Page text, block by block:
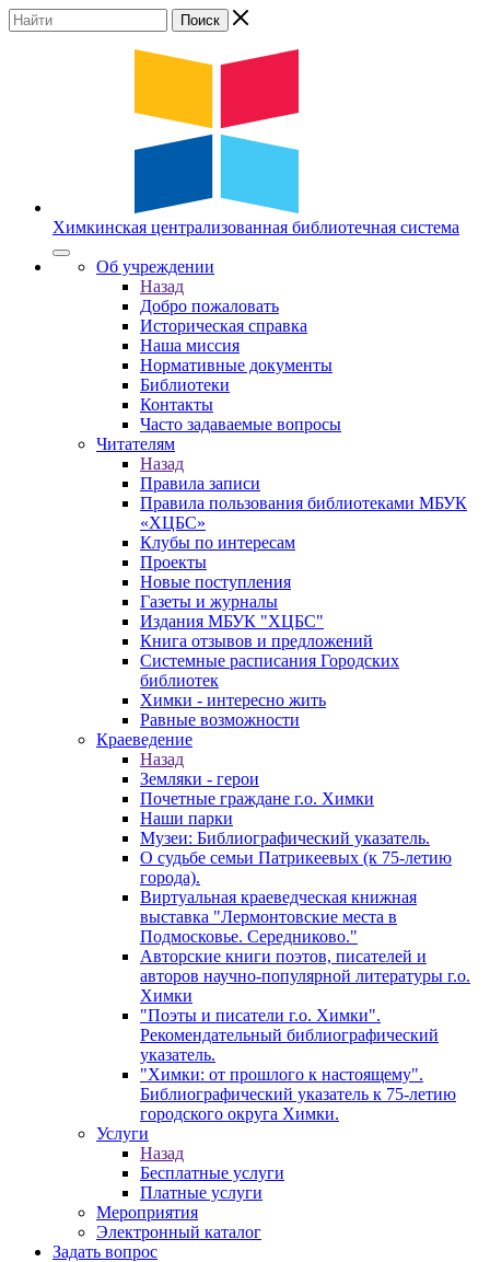
Химкинская централизованная библиотечная система
Об учреждении
Назад
Добро пожаловать
Историческая справка
Наша миссия
Нормативные документы
Библиотеки
Контакты
Часто задаваемые вопросы
Читателям
Назад
Правила записи
Правила пользования библиотеками МБУК
«ХЦБС»
Клубы по интересам
Проекты
Новые поступления
Газеты и журналы
Издания МБУК "ХЦБС"
Книга отзывов и предложений
Системные расписания Городских
библиотек
Химки - интересно жить
Равные возможности
Краеведение
Назад
Земляки - герои
Почетные граждане г.о. Химки
Наши парки
Музеи: Библиографический указатель.
О судьбе семьи Патрикеевых (к 75-летию
города).
Виртуальная краеведческая книжная
выставка "Лермонтовские места в
Подмосковье. Середниково."
Авторские книги поэтов, писателей и
авторов научно-популярной литературы г.о.
Химки
"Поэты и писатели г.о. Химки".
Рекомендательный библиографический
указатель.
"Химки: от прошлого к настоящему".
Библиографический указатель к 75-летию
городского округа Химки.
Услуги
Назад
Бесплатные услуги
Платные услуги
Мероприятия
Электронный каталог
Задать вопрос